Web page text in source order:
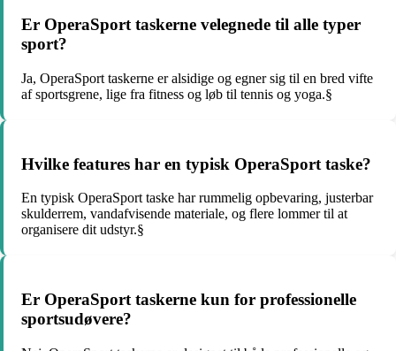
Er OperaSport taskerne velegnede til alle typer
sport?
Ja, OperaSport taskerne er alsidige og egner sig til en bred vifte
af sportsgrene, lige fra fitness og løb til tennis og yoga.§
Hvilke features har en typisk OperaSport taske?
En typisk OperaSport taske har rummelig opbevaring, justerbar
skulderrem, vandafvisende materiale, og flere lommer til at
organisere dit udstyr.§
Er OperaSport taskerne kun for professionelle
sportsudøvere?